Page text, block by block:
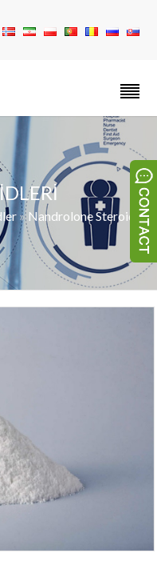
» Nandrolone Steroidleri